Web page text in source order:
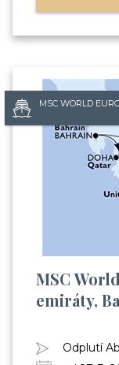
MSC WORLD
MSC
emiráty,
Odplutí